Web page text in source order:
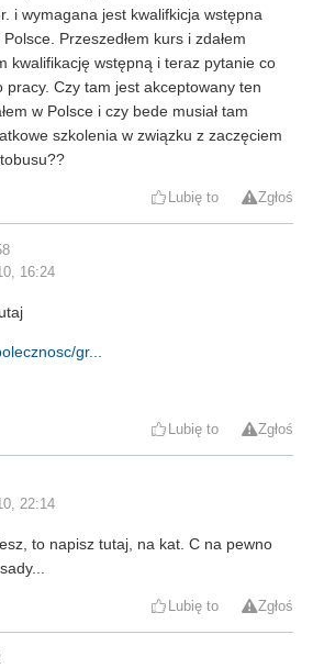
i wymagana jest kwalifkicja wstępna
Przeszedłem kurs i zdałem
kwalifikację wstępną i teraz pytanie co
pracy. Czy tam jest akceptowany ten
w Polsce i czy bede musiał tam
szkolenia w związku z zaczęciem
Lubię to Zgłoś
16:24
gr...
Lubię to Zgłoś
22:14
to napisz tutaj, na kat. C na pewno
Lubię to Zgłoś